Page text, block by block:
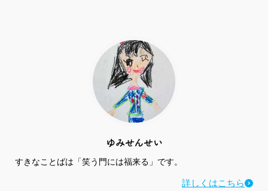
ゆみせんせい
すきなことばは「笑う門には福来る」です。
詳しくはこちら